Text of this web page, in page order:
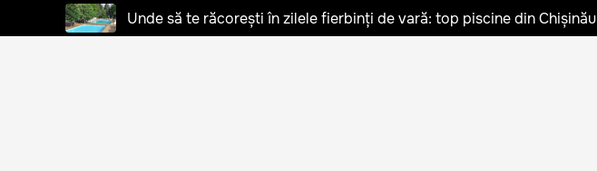
Unde să te răcorești în zilele fierbinți de vară: top piscine din Chișinău